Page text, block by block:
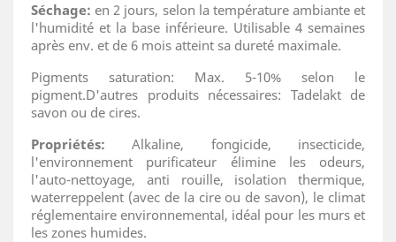
Séchage: en 2 jours, selon la température ambiante et
l'humidité et la base inférieure. Utilisable 4 semaines
après env. et de 6 mois atteint sa dureté maximale.
Pigments saturation: Max. 5-10% selon le
pigment.D'autres produits nécessaires: Tadelakt de
savon ou de cires.
Propriétés: Alkaline, fongicide, insecticide,
l'environnement purificateur élimine les odeurs,
l'auto-nettoyage, anti rouille, isolation thermique,
waterreppelent (avec de la cire ou de savon), le climat
réglementaire environnemental, idéal pour les murs et
les zones humides.